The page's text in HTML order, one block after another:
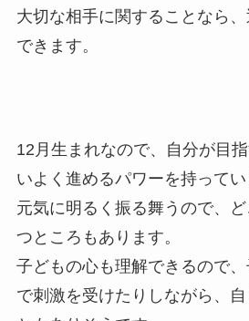
大切な相手に関することなら
できます。
12月生まれなので、自分が目
いよく進めるパワーを持ってい
元気に明るく振る舞うので、
つところもあります。
子どもの心も理解できるので
で刺激を受けたりしながら、